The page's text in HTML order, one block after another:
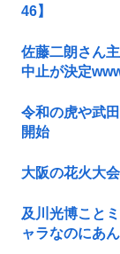
46】
佐藤二朗さん
中止が決定
令和の虎や武
開始
大阪の花火大
及川光博こと
ャラなのにあ